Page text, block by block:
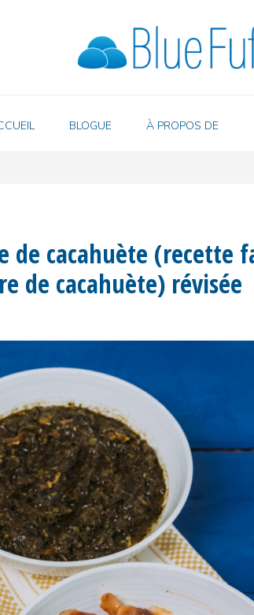
BLOGUE À PROPOS DE
de cacahuète (recette
de cacahuète) révisée